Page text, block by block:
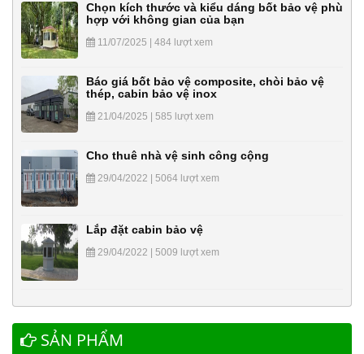
Chọn kích thước và kiểu dáng bốt bảo vệ phù
hợp với không gian của bạn
11/07/2025 | 484 lượt xem
Báo giá bốt bảo vệ composite, chòi bảo vệ
thép, cabin bảo vệ inox
21/04/2025 | 585 lượt xem
Cho thuê nhà vệ sinh công cộng
29/04/2022 | 5064 lượt xem
Lắp đặt cabin bảo vệ
29/04/2022 | 5009 lượt xem
SẢN PHẨM